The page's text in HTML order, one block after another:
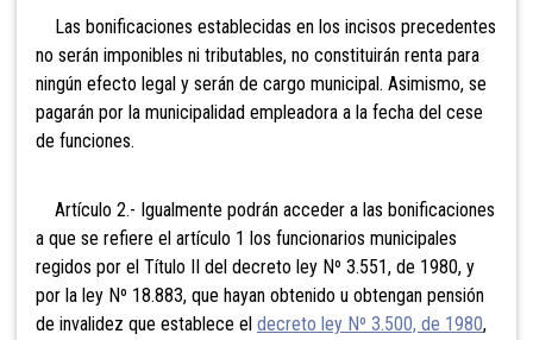
Las bonificaciones establecidas en los incisos precedentes
no serán imponibles ni tributables, no constituirán renta para
ningún efecto legal y serán de cargo municipal. Asimismo, se
pagarán por la municipalidad empleadora a la fecha del cese
de funciones.
Artículo 2.- Igualmente podrán acceder a las bonificaciones
a que se refiere el artículo 1 los funcionarios municipales
regidos por el Título II del decreto ley Nº 3.551, de 1980, y
por la ley Nº 18.883, que hayan obtenido u obtengan pensión
de invalidez que establece el decreto ley Nº 3.500, de 1980,